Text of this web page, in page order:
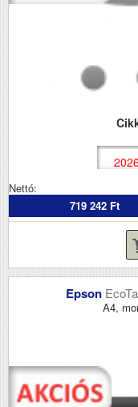
Nettó:
719 242 Ft
Epson
A4,